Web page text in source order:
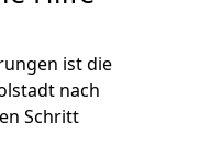
ist die
nach
Schritt